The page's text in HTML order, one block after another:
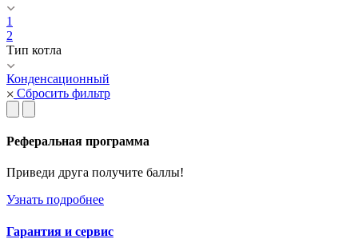
1
2
Тип котла
Конденсационный
Сбросить фильтр
Реферальная программа
Приведи друга получите баллы!
Узнать подробнее
Гарантия и сервис